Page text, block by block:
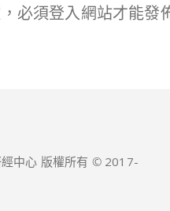
必須登入網站才能發
中心 版權所有 © 2017-